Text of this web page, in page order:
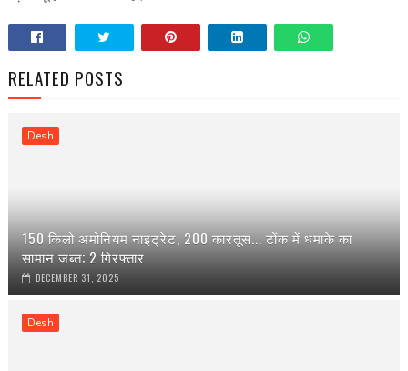
RELATED POSTS
Desh
150 किलो अमोनियम नाइट्रेट, 200 कारतूस... टोंक में धमाके का
सामान जब्त; 2 गिरफ्तार
DECEMBER 31, 2025
Desh